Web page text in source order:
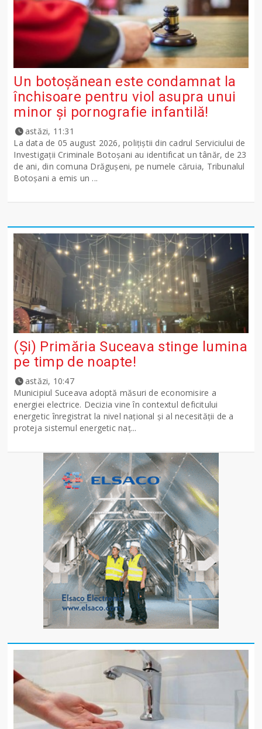
Un botoșănean este condamnat la
închisoare pentru viol asupra unui
minor și pornografie infantilă!
astăzi, 11:31
La data de 05 august 2026, polițiștii din cadrul Serviciului de
Investigații Criminale Botoșani au identificat un tânăr, de 23
de ani, din comuna Drăgușeni, pe numele căruia, Tribunalul
Botoșani a emis un ...
(Și) Primăria Suceava stinge lumina
pe timp de noapte!
astăzi, 10:47
Municipiul Suceava adoptă măsuri de economisire a
energiei electrice. Decizia vine în contextul deficitului
energetic înregistrat la nivel național și al necesității de a
proteja sistemul energetic naț...